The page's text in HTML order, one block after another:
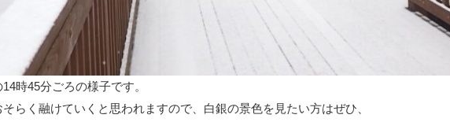
時45分ごろの様子です。
らく融けていくと思われますので、白銀の景色を見たい方はぜひ、